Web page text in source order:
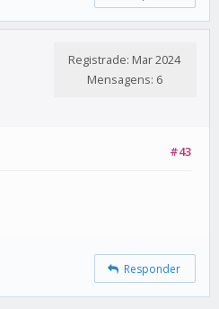
Registrade: Mar 2024
Mensagens: 6
#43
Responder